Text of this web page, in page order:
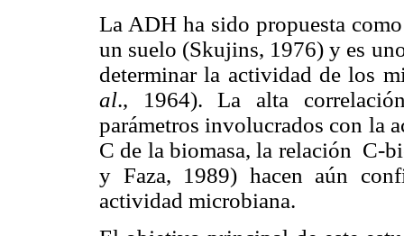
La ADH ha sido propuesta
un suelo (Skujins, 1976) y es
determinar la actividad de los
al., 1964). La alta
parámetros involucrados con la
C de la biomasa, la relación C-
y Faza, 1989) hacen aún
actividad microbiana.